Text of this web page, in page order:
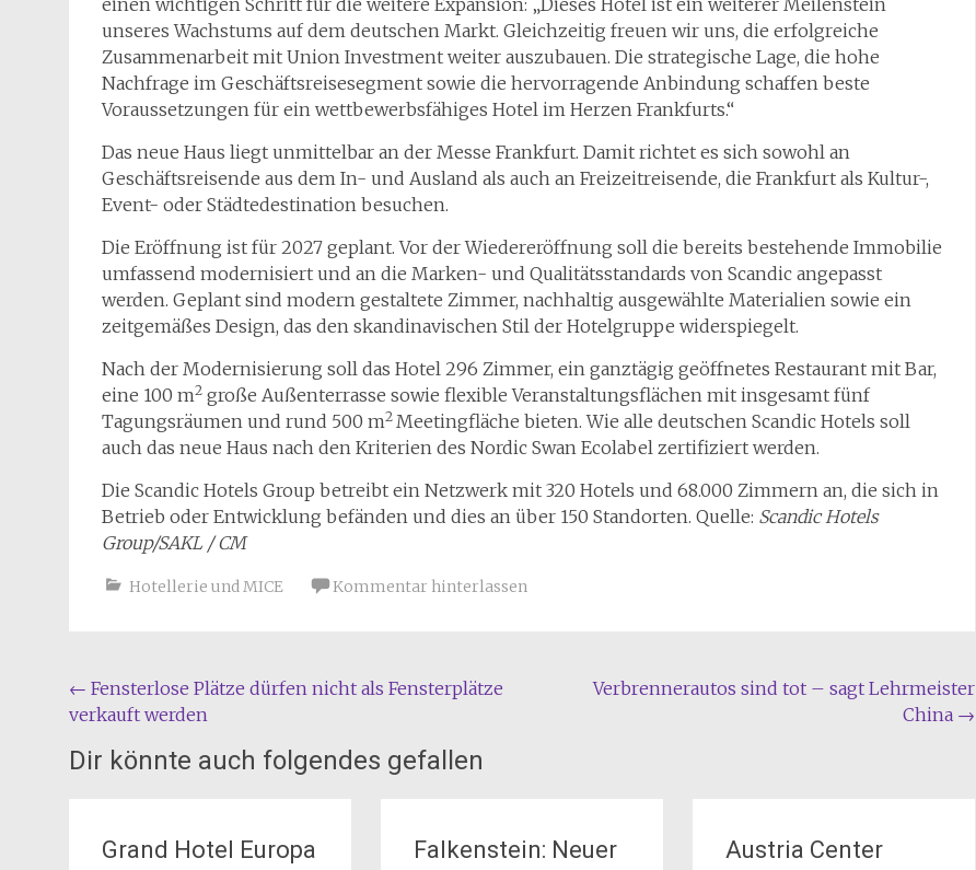
einen wichtigen Schritt für die weitere Expansion: „Dieses Hotel ist ein weiterer Meilenstein
unseres Wachstums auf dem deutschen Markt. Gleichzeitig freuen wir uns, die erfolgreiche
Zusammenarbeit mit Union Investment weiter auszubauen. Die strategische Lage, die hohe
Nachfrage im Geschäftsreisesegment sowie die hervorragende Anbindung schaffen beste
Voraussetzungen für ein wettbewerbsfähiges Hotel im Herzen Frankfurts.“
Das neue Haus liegt unmittelbar an der Messe Frankfurt. Damit richtet es sich sowohl an
Geschäftsreisende aus dem In- und Ausland als auch an Freizeitreisende, die Frankfurt als Kultur-,
Event- oder Städtedestination besuchen.
Die Eröffnung ist für 2027 geplant. Vor der Wiedereröffnung soll die bereits bestehende Immobilie
umfassend modernisiert und an die Marken- und Qualitätsstandards von Scandic angepasst
werden. Geplant sind modern gestaltete Zimmer, nachhaltig ausgewählte Materialien sowie ein
zeitgemäßes Design, das den skandinavischen Stil der Hotelgruppe widerspiegelt.
Nach der Modernisierung soll das Hotel 296 Zimmer, ein ganztägig geöffnetes Restaurant mit Bar,
eine 100 m2 große Außenterrasse sowie flexible Veranstaltungsflächen mit insgesamt fünf
Tagungsräumen und rund 500 m2 Meetingfläche bieten. Wie alle deutschen Scandic Hotels soll
auch das neue Haus nach den Kriterien des Nordic Swan Ecolabel zertifiziert werden.
Die Scandic Hotels Group betreibt ein Netzwerk mit 320 Hotels und 68.000 Zimmern an, die sich in
Betrieb oder Entwicklung befänden und dies an über 150 Standorten. Quelle: Scandic Hotels
Group/SAKL / CM
Hotellerie und MICE Kommentar hinterlassen
Beitragsnavigation
← Fensterlose Plätze dürfen nicht als Fensterplätze
verkauft werden
Verbrennerautos sind tot – sagt Lehrmeister
China →
Dir könnte auch folgendes gefallen
Grand Hotel Europa
Falkenstein: Neuer
Austria Center